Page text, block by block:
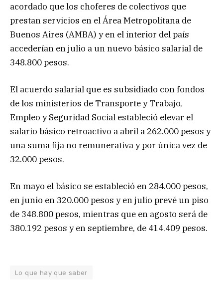
acordado que los choferes de colectivos que
prestan servicios en el Área Metropolitana de
Buenos Aires (AMBA) y en el interior del país
accederían en julio a un nuevo básico salarial de
348.800 pesos.
El acuerdo salarial que es subsidiado con fondos
de los ministerios de Transporte y Trabajo,
Empleo y Seguridad Social estableció elevar el
salario básico retroactivo a abril a 262.000 pesos y
una suma fija no remunerativa y por única vez de
32.000 pesos.
En mayo el básico se estableció en 284.000 pesos,
en junio en 320.000 pesos y en julio prevé un piso
de 348.800 pesos, mientras que en agosto será de
380.192 pesos y en septiembre, de 414.409 pesos.
Lo que hay que saber